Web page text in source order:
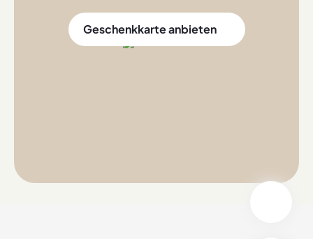
Geschenkkarte anbieten